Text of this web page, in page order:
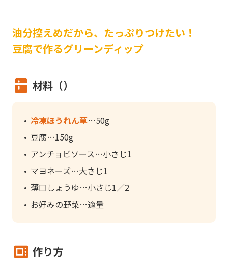
油分控えめだから、たっぷりつけたい！
豆腐で作るグリーンディップ
材料（）
冷凍ほうれん草
50g
豆腐
150g
アンチョビソース
小さじ1
マヨネーズ
大さじ1
薄口しょうゆ
小さじ1／2
お好みの野菜
適量
作り方